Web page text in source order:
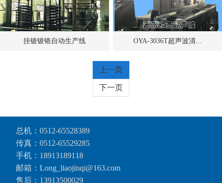
挂镀镀铬自动生产线 OYA-3036T超声波清...
上一页
下一页
总机： 0512-65528389
传真：0512-65529285
手机： 18913189118
邮箱：Long_liaojinqi@163.com
售后： 13913500029